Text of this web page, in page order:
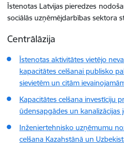
Īstenotas Latvijas pieredzes
sociālās uzņēmējdarbības sektora
Centrālāzija
Īstenotas aktivitātes vietējo
kapacitātes celšanai publisko
sievietēm un citām
Kapacitātes celšana investīciju
ūdensapgādes un kanalizācijas
Inženiertehnisko uzņēmumu
celšana Kazahstānā un